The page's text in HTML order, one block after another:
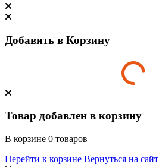
Добавить в Корзину
Товар добавлен в корзину
В корзине 0 товаров
Перейти к корзине Вернуться на сайт